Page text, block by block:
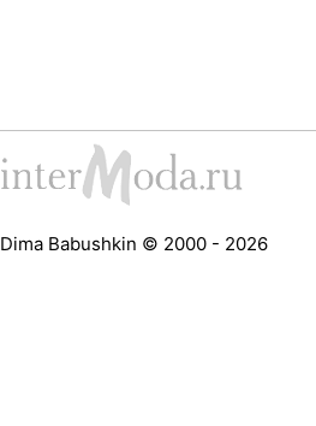
Dima Babushkin © 2000 - 2026